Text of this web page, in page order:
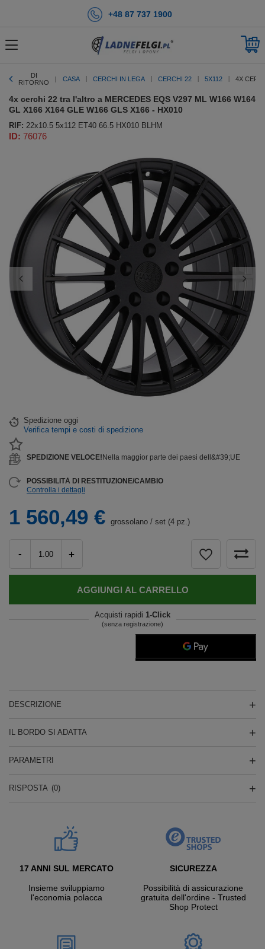
+48 87 737 1900
DI
RITORNO
CASA CERCHI IN LEGA CERCHI 22 5X112 4X
4x cerchi 22 tra l'altro a MERCEDES EQS V297 ML W166 W164
GL X166 X164 GLE W166 GLS X166 - HX010
RIF: 22x10.5 5x112 ET40 66.5 HX010 BLHM
ID: 76076
1 560,49 € grossolano / set (4 pz.)
- +
AGGIUNGI AL CARRELLO
Acquisti rapidi 1-Click
(senza registrazione)
Spedizione oggi
Verifica tempi e costi di spedizione
SPEDIZIONE VELOCE! Nella maggior parte dei paesi dell&#39;UE
POSSIBILITÀ DI RESTITUZIONE/CAMBIO
Controlla i dettagli
DESCRIZIONE
IL BORDO SI ADATTA
PARAMETRI
RISPOSTA (0)
17 ANNI SUL MERCATO
Insieme sviluppiamo
l'economia polacca
SICUREZZA
Possibilità di assicurazione
gratuita dell'ordine - Trusted
Shop Protect